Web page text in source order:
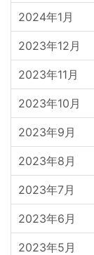
2024年1月
2023年12月
2023年11月
2023年10月
2023年9月
2023年8月
2023年7月
2023年6月
2023年5月